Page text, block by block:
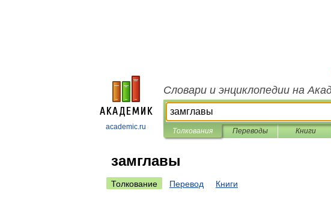
academic.ru
Словари и энциклопедии на
Толкования Переводы Книги
замглавы
Толкование Перевод Книги